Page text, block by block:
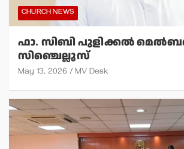
CHURCH NEWS
ഫാ. സിബി പുളിക്കല്‍
സിഞ്ചെല്ലൂസ്
May 13, 2026 MV Desk